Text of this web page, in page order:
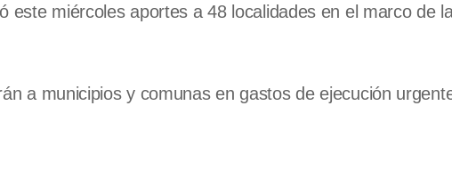
este miércoles aportes a 48 localidades en el marco de
a municipios y comunas en gastos de ejecución